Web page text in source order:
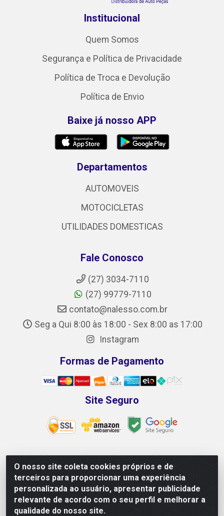
O nosso site coleta cookies próprios e de
terceiros para proporcionar uma experiência
personalizada ao usuário, apresentar publicidade
relevante de acordo com o seu perfil e melhorar a
qualidade do nosso site.
Institucional
Quem Somos
Segurança e Política de Privacidade
Política de Troca e Devolução
Política de Envio
Baixe já nosso APP
Departamentos
AUTOMOVEIS
MOTOCICLETAS
UTILIDADES DOMESTICAS
Fale Conosco
(27) 3034-7110
(27) 99779-7110
contato@nalesso.com.br
Seg a Qui 8:00 às 18:00 - Sex 8:00 as 17:00
Instagram
Formas de Pagamento
Site Seguro
NALESSO DISTRIBUIDORA DE AUTO PEÇAS LTDA -
CNPJ 29.722.419/0001-39 - Rua Paulo Afonso, 10 -
Galpão 02 e 03 - Alecrim, Vila Velha/ES - CEP 29118-033